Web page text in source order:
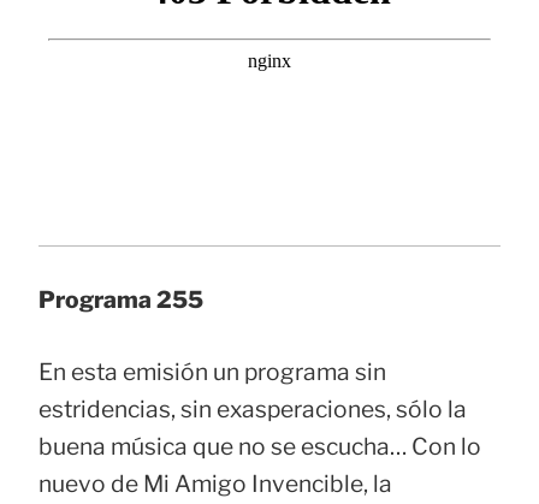
Programa 255
En esta emisión un programa sin
estridencias, sin exasperaciones, sólo la
buena música que no se escucha… Con lo
nuevo de Mi Amigo Invencible, la